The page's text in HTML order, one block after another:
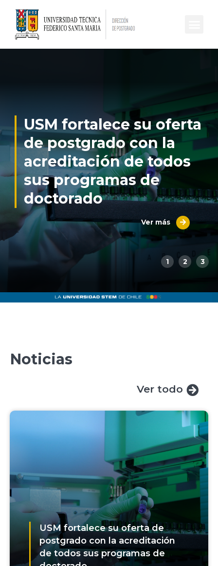
USM fortalece su oferta
de postgrado con la
acreditación de todos
sus programas de
doctorado
Ver más
1 2 3
Noticias
Ver todo
USM fortalece su oferta de
postgrado con la acreditación
de todos sus programas de